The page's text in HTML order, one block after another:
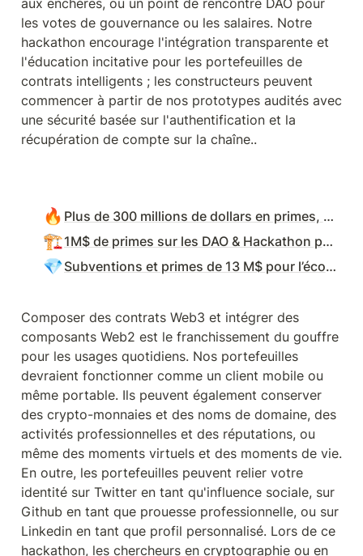
aux enchères, ou un point de rencontre DAO pour
les votes de gouvernance ou les salaires. Notre
hackathon encourage l'intégration transparente et
l'éducation incitative pour les portefeuilles de
contrats intelligents ; les constructeurs peuvent
commencer à partir de nos prototypes audités avec
une sécurité basée sur l'authentification et la
récupération de compte sur la chaîne..
🔥 Plus de 300 millions de dollars en primes, subventions et DAOs
🏗️ 1M$ de primes sur les DAO & Hackathon pour la construction de bridges
💎 Subventions et primes de 13 M$ pour l’écosystème NFT
Composer des contrats Web3 et intégrer des
composants Web2 est le franchissement du gouffre
pour les usages quotidiens. Nos portefeuilles
devraient fonctionner comme un client mobile ou
même portable. Ils peuvent également conserver
des crypto-monnaies et des noms de domaine, des
activités professionnelles et des réputations, ou
même des moments virtuels et des moments de vie.
En outre, les portefeuilles peuvent relier votre
identité sur Twitter en tant qu'influence sociale, sur
Github en tant que prouesse professionnelle, ou sur
Linkedin en tant que profil personnalisé. Lors de ce
hackathon, les chercheurs en cryptographie ou en